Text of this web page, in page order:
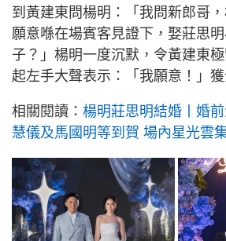
到黃建東問楊明：「我問新郎哥
願意喺在場賓客見證下，娶莊思
子？」楊明一度沉默，令黃建東
起左手大聲表示：「我願意！」獲
相關閱讀： 楊明莊思明結婚丨婚
慧儀及馬國明等到賀 場內星光雲